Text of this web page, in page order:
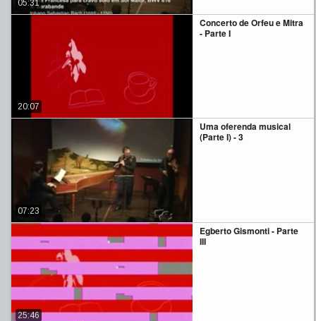
05:31
Concerto de Orfeu e Mitra
- Parte I
20:07
Uma oferenda musical
(Parte I) - 3
07:23
Egberto Gismonti - Parte
III
25:46